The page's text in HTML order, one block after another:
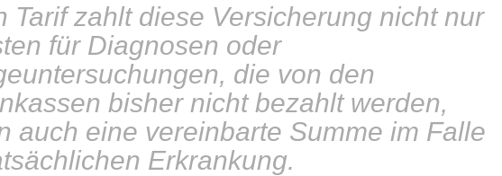
Tarif zahlt diese Versicherung nicht nur
für Diagnosen oder
die von den
bisher nicht bezahlt werden,
auch eine vereinbarte Summe im Falle
Erkrankung.